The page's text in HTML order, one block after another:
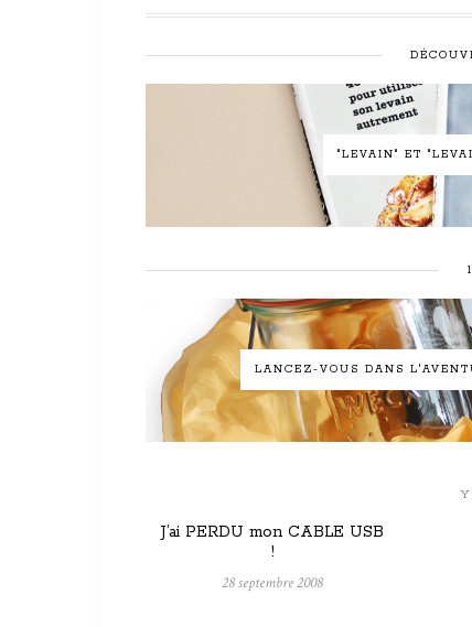
"LEVAIN" ET
LANCEZ-VOUS DANS
J’ai PERDU mon CABLE USB
!
28 septembre 2008